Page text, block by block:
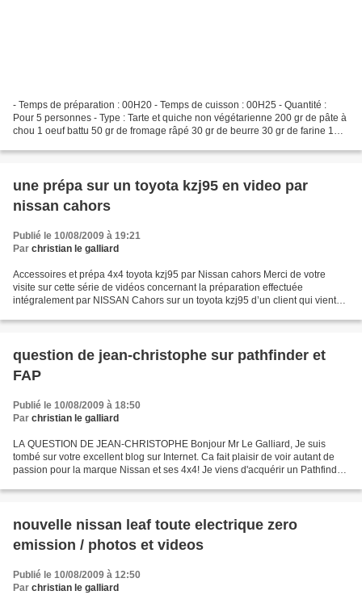
- Temps de préparation : 00H20 - Temps de cuisson : 00H25 - Quantité :
Pour 5 personnes - Type : Tarte et quiche non végétarienne 200 gr de pâte à
chou 1 oeuf battu 50 gr de fromage râpé 30 gr de beurre 30 gr de farine 1
une prépa sur un toyota kzj95 en video par
nissan cahors
Publié le 10/08/2009 à 19:21
Par christian le galliard
Accessoires et prépa 4x4 toyota kzj95 par Nissan cahors Merci de votre
visite sur cette série de vidéos concernant la préparation effectuée
intégralement par NISSAN Cahors sur un toyota kzj95 d’un client qui vient
question de jean-christophe sur pathfinder et
FAP
Publié le 10/08/2009 à 18:50
Par christian le galliard
LA QUESTION DE JEAN-CHRISTOPHE Bonjour Mr Le Galliard, Je suis
tombé sur votre excellent blog sur Internet. Ca fait plaisir de voir autant de
passion pour la marque Nissan et ses 4x4! Je viens d'acquérir un Pathfinder
nouvelle nissan leaf toute electrique zero
emission / photos et videos
Publié le 10/08/2009 à 12:50
Par christian le galliard